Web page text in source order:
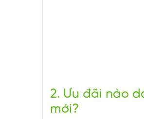
2. Ưu đãi nào
mới?